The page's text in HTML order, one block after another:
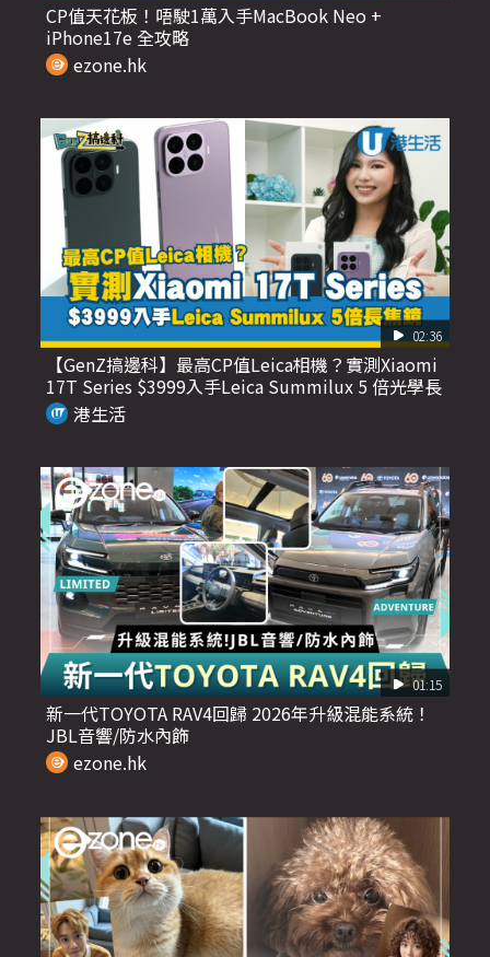
CP值天花板！唔駛1萬入手MacBook Neo +
iPhone17e 全攻略
ezone.hk
02:36
【GenZ搞邊科】最高CP值Leica相機？實測Xiaomi
17T Series $3999入手Leica Summilux 5 倍光學長
焦鏡頭港生活
01:15
新一代TOYOTA RAV4回歸 2026年升級混能系統！
JBL音響/防水內飾
ezone.hk